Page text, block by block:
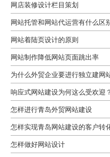
网店装修设计栏目策划
网站托管和网站代运营有什么区
网站着陆页设计的原则
网站制作降低网站页面跳出率
为什么外贸企业要进行独立建网
响应式网站建设为何这么受欢迎
怎样进行青岛外贸网站建设
怎样实现青岛网站建设的客户转
怎样做好网站设计